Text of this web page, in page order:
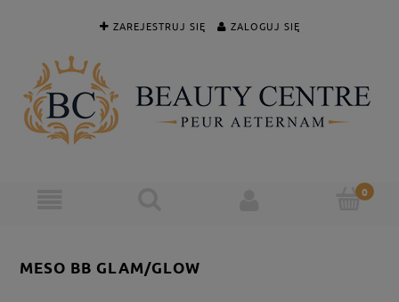
ZAREJESTRUJ SIĘ ZALOGUJ SIĘ
MESO BB GLAM/GLOW